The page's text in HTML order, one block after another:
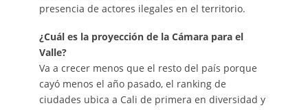
presencia de actores ilegales en el territorio.
¿Cuál es la proyección de la Cámara para el
Valle?
Va a crecer menos que el resto del país porque
cayó menos el año pasado, el ranking de
ciudades ubica a Cali de primera en diversidad y